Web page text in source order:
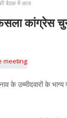
की बैठक में आज
कांग्रेस
के उम्मीदवारों के भाग्य